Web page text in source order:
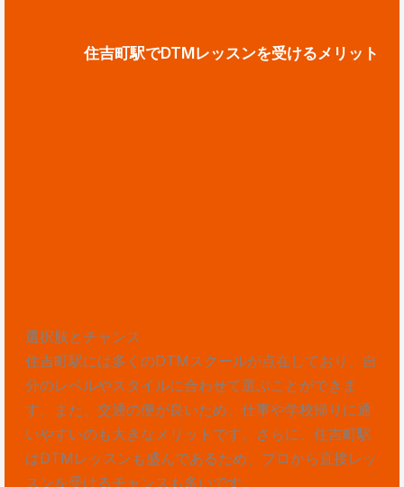
住吉町駅でDTMレッスンを受けるメリット
選択肢とチャンス
住吉町駅には多くのDTMスクールが点在しており、自
分のレベルやスタイルに合わせて選ぶことができま
す。また、交通の便が良いため、仕事や学校帰りに通
いやすいのも大きなメリットです。さらに、住吉町駅
はDTMレッスンも盛んであるため、プロから直接レッ
スンを受けるチャンスも多いです。